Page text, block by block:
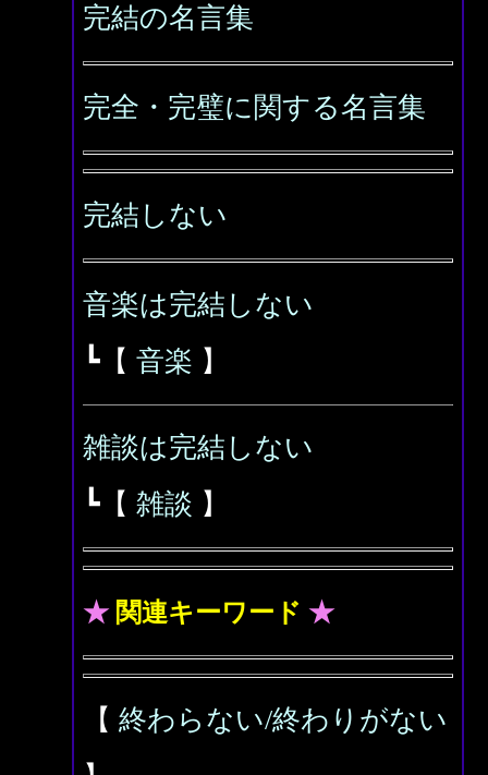
完結の名言集
完全・完璧に関する名言集
完結しない
音楽は完結しない
┗【 音楽 】
雑談は完結しない
┗【 雑談 】
★ 関連キーワード ★
【 終わらない/終わりがない